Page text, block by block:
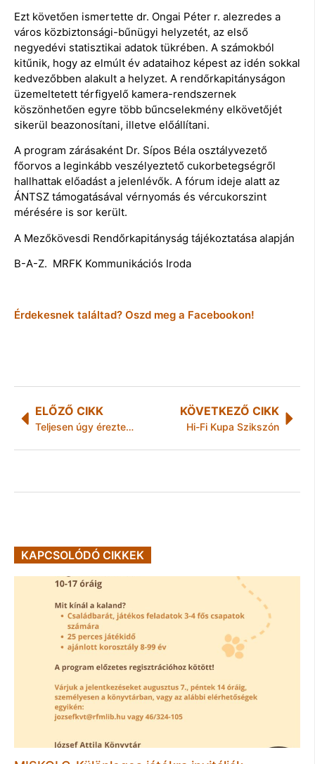
Ezt követően ismertette dr. Ongai Péter r. alezredes a
város közbiztonsági-bűnügyi helyzetét, az első
negyedévi statisztikai adatok tükrében. A számokból
kitűnik, hogy az elmúlt év adataihoz képest az idén sokkal
kedvezőbben alakult a helyzet. A rendőrkapitányságon
üzemeltetett térfigyelő kamera-rendszernek
köszönhetően egyre több bűncselekmény elkövetőjét
sikerül beazonosítani, illetve előállítani.
A program zárásaként Dr. Sípos Béla osztályvezető
főorvos a leginkább veszélyeztető cukorbetegségről
hallhattak előadást a jelenlévők. A fórum ideje alatt az
ÁNTSZ támogatásával vérnyomás és vércukorszint
mérésére is sor került.
A Mezőkövesdi Rendőrkapitányság tájékoztatása alapján
B-A-Z. MRFK Kommunikációs Iroda
Érdekesnek találtad? Oszd meg a Facebookon!
ELŐZŐ CIKK
Teljesen úgy éreztem mintha játékban lennék
KÖVETKEZŐ CIKK
Hi-Fi Kupa Szikszón
KAPCSOLÓDÓ CIKKEK